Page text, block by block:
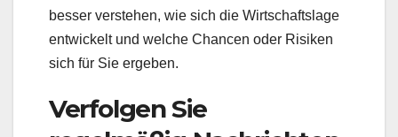
besser verstehen, wie sich die Wirtschaftslage
entwickelt und welche Chancen oder Risiken
sich für Sie ergeben.
Verfolgen Sie